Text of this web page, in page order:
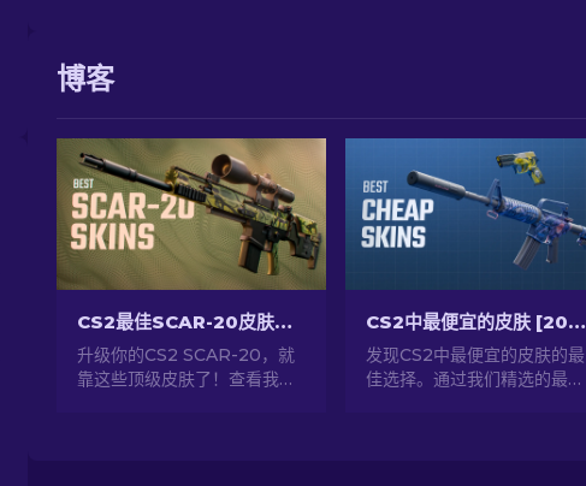
博客
CS2最佳SCAR-20皮肤：玩家精选 2026
升级你的CS2 SCAR-20，就
靠这些顶级皮肤了！查看我们
CS2中最便宜的皮肤 [2026]
发现CS2中最便宜的皮肤的最
佳选择。通过我们精选的最佳